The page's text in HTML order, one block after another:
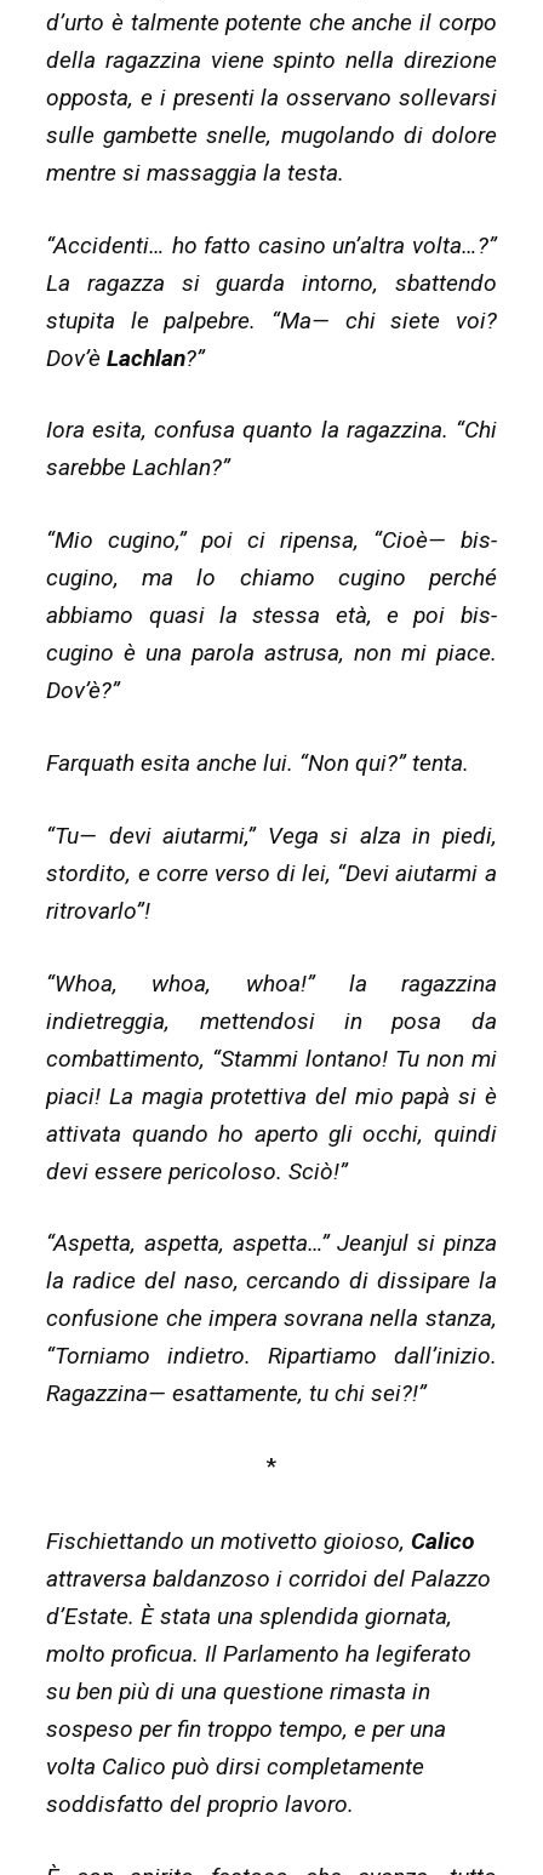
d’urto è talmente potente che anche il corpo
della ragazzina viene spinto nella direzione
opposta, e i presenti la osservano sollevarsi
sulle gambette snelle, mugolando di dolore
mentre si massaggia la testa.
“Accidenti… ho fatto casino un’altra volta…?”
La ragazza si guarda intorno, sbattendo
stupita le palpebre. “Ma— chi siete voi?
Dov’èLachlan?”
Iora esita, confusa quanto la ragazzina. “Chi
sarebbe Lachlan?”
“Mio cugino,” poi ci ripensa, “Cioè— bis-
cugino, ma lo chiamo cugino perché
abbiamo quasi la stessa età, e poi bis-
cugino è una parola astrusa, non mi piace.
Dov’è?”
Farquath esita anche lui. “Non qui?” tenta.
“Tu— devi aiutarmi,” Vega si alza in piedi,
stordito, e corre verso di lei, “Devi aiutarmi a
ritrovarlo”!
“Whoa, whoa, whoa!” la ragazzina
indietreggia, mettendosi in posa da
combattimento, “Stammi lontano! Tu non mi
piaci! La magia protettiva del mio papà si è
attivata quando ho aperto gli occhi, quindi
devi essere pericoloso. Sciò!”
“Aspetta, aspetta, aspetta…” Jeanjul si pinza
la radice del naso, cercando di dissipare la
confusione che impera sovrana nella stanza,
“Torniamo indietro. Ripartiamo dall’inizio.
Ragazzina— esattamente, tu chi sei?!”
*
Fischiettando un motivetto gioioso,Calico
attraversa baldanzoso i corridoi del Palazzo
d’Estate. È stata una splendida giornata,
molto proficua. Il Parlamento ha legiferato
su ben più di una questione rimasta in
sospeso per fin troppo tempo, e per una
volta Calico può dirsi completamente
soddisfatto del proprio lavoro.